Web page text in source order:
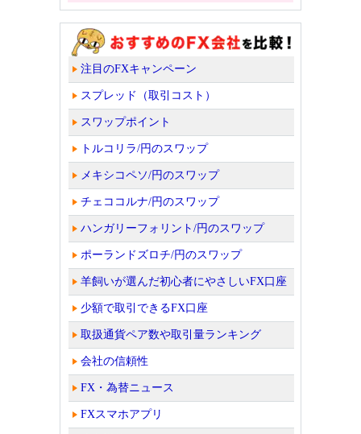
注目のFXキャンペーン
スプレッド（取引コスト）
スワップポイント
トルコリラ/円のスワップ
メキシコペソ/円のスワップ
チェココルナ/円のスワップ
ハンガリーフォリント/円のスワップ
ポーランドズロチ/円のスワップ
羊飼いが選んだ初心者にやさしいFX口座
少額で取引できるFX口座
取扱通貨ペア数や取引量ランキング
会社の信頼性
FX・為替ニュース
FXスマホアプリ